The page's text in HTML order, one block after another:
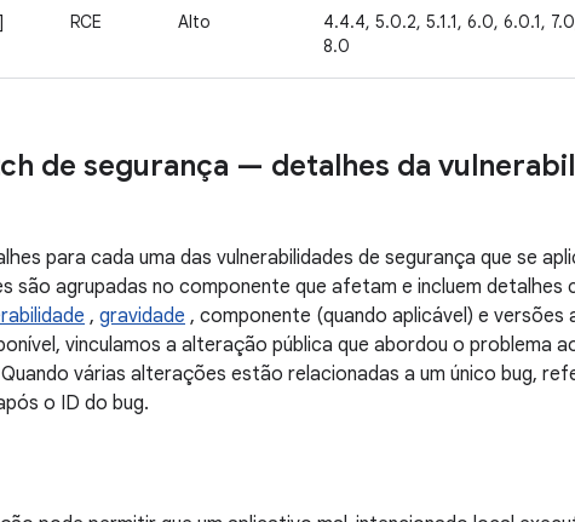
RCE Alto
4.4.4, 5.0.2, 5.1.1, 6.0, 6.0.1, 7.0,
8.0
de segurança — detalhes da
para cada uma das vulnerabilidades de segurança que se
são agrupadas no componente que afetam e incluem detalhes
, gravidade , componente (quando aplicável) e versões
vinculamos a alteração pública que abordou o problema
várias alterações estão relacionadas a um único bug,
o ID do bug.